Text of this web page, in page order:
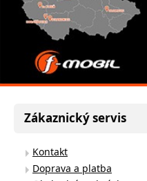
Zákaznický servis
Kontakt
Doprava a platba